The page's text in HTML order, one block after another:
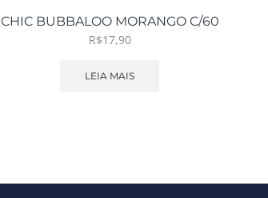
CHIC BUBBALOO MORANGO C/60
R$17,90
LEIA MAIS